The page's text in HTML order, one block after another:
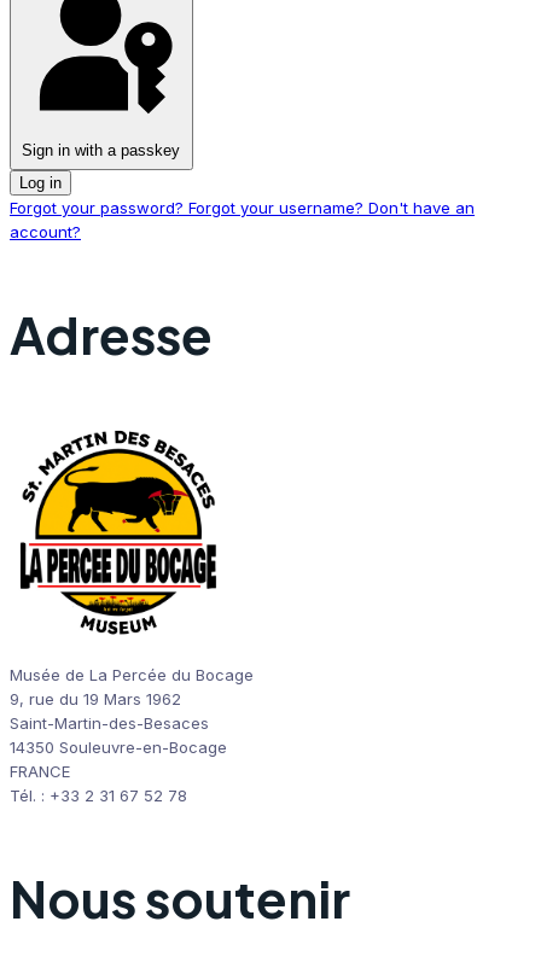
Sign in with a passkey
Log in
Forgot your password? Forgot your username? Don't have an
account?
Adresse
Musée de La Percée du Bocage
9, rue du 19 Mars 1962
Saint-Martin-des-Besaces
14350 Souleuvre-en-Bocage
FRANCE
Tél. : +33 2 31 67 52 78
Nous soutenir